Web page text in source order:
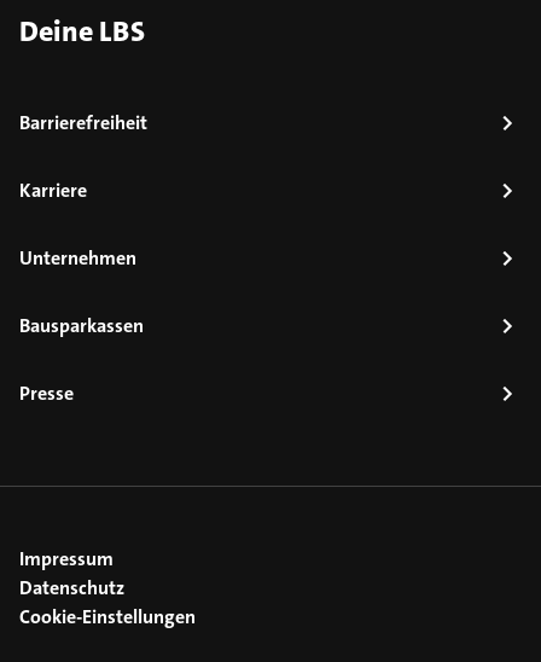
Deine LBS
Barrierefreiheit
Karriere
Unternehmen
Bausparkassen
Presse
Impressum
Datenschutz
Cookie-Einstellungen